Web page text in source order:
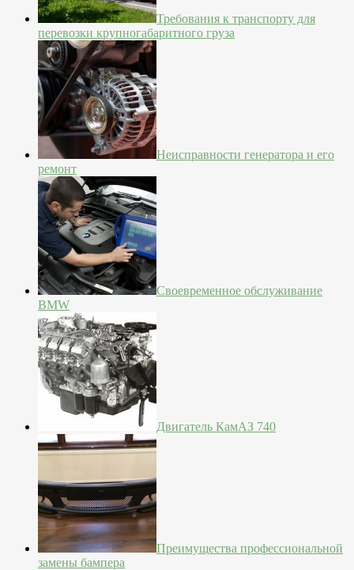
Требования к транспорту для
перевозки крупногабаритного груза
Неисправности генератора и его
ремонт
Своевременное обслуживание
BMW
Двигатель КамАЗ 740
Преимущества профессиональной
замены бампера